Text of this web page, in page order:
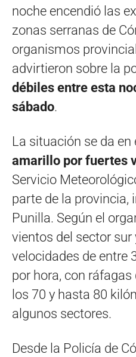
noche encendió las
zonas serranas de
organismos
advirtieron sobre la
débiles entre esta
sábado.
La situación se da en
amarillo por fuertes
Servicio
parte de la provincia,
Punilla. Según el
vientos del sector sur
velocidades de entre
por hora, con
los 70 y hasta 80
algunos sectores.
Desde la Policía de